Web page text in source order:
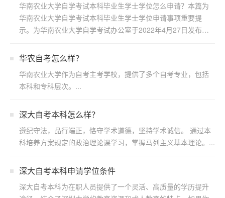
华南农业大学自学考试本科毕业生学士学位怎么申请？本篇为
华南农业大学自学考试本科毕业生学士学位申请事项重要提
示。为华南农业大学自学考试办公室于2022年4月27日发布，
华农自考怎么样？
华南农业大学作为自考主考学校，提供了多个自考专业，包括
本科和专科层次。...
深大自考本科怎么样？
遵纪守法，品行端正，恪守学术道德，坚持学术诚信。 通过本
科培养方案规定的政治理论课学习，掌握马列主义基本理论。...
深大自考本科申请学位条件
深大自考本科为在职人员提供了一个灵活、高质量的学历提升